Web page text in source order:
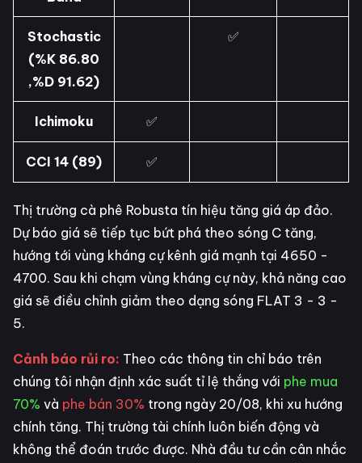
Stochastic
(%K 86.80
,%D 91.62)
✅
Ichimoku ✅
CCI 14 (89) ✅
Thị trường cà phê Robusta tín hiệu tăng giá áp đảo.
Dự báo giá sẽ tiếp tục bứt phá theo sóng C tăng,
hướng tới vùng kháng cự kênh giá mạnh tại 4650 -
4700. Sau khi chạm vùng kháng cự này, khả năng cao
giá sẽ điều chỉnh giảm theo dạng sóng FLAT 3 - 3 -
5.
Cảnh báo rủi ro: Theo các thông tin chỉ báo trên
chúng tôi nhận định xác suất tỉ lệ thắng với phe mua
70% và phe bán 30% trong ngày 20/08, khi xu hướng
chính tăng. Thị trường tài chính luôn biến động và
không thể đoán trước được. Nhà đầu tư cần cân nhắc